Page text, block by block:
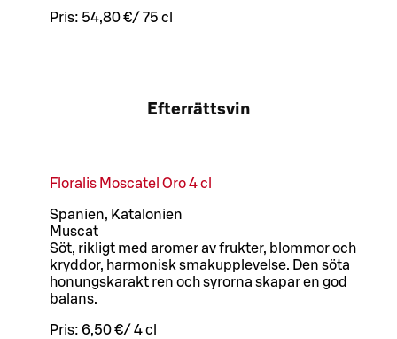
Pris: 54,80 €/ 75 cl
Efterrättsvin
Floralis Moscatel Oro 4 cl
Spanien, Katalonien
Muscat
Söt, rikligt med aromer av frukter, blommor och
kryddor, harmonisk smakupplevelse. Den söta
honungskarakt ren och syrorna skapar en god
balans.
Pris: 6,50 €/ 4 cl